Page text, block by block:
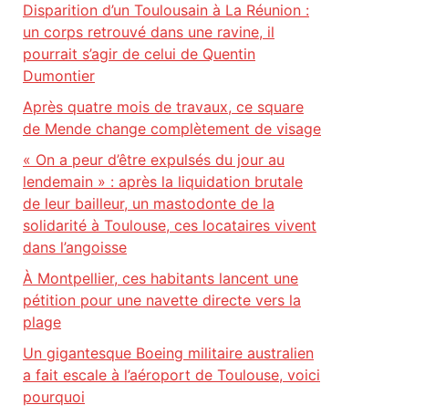
Disparition d’un Toulousain à La Réunion :
un corps retrouvé dans une ravine, il
pourrait s’agir de celui de Quentin
Dumontier
Après quatre mois de travaux, ce square
de Mende change complètement de visage
« On a peur d’être expulsés du jour au
lendemain » : après la liquidation brutale
de leur bailleur, un mastodonte de la
solidarité à Toulouse, ces locataires vivent
dans l’angoisse
À Montpellier, ces habitants lancent une
pétition pour une navette directe vers la
plage
Un gigantesque Boeing militaire australien
a fait escale à l’aéroport de Toulouse, voici
pourquoi